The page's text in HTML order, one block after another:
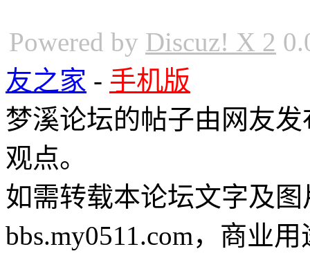
Powered by Discuz! X 2
友之家 - 手机版
梦溪论坛的帖子由网友
观点。
如需转载本论坛文字及
bbs.my0511.com，商业